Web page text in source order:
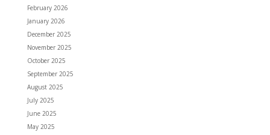
February 2026
January 2026
December 2025
November 2025
October 2025
September 2025
August 2025
July 2025
June 2025
May 2025